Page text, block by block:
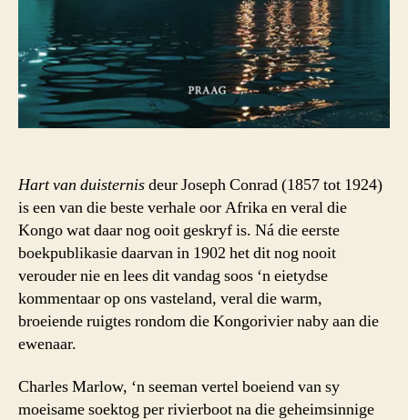
Hart van duisternisdeur Joseph Conrad (1857 tot 1924)
is een van die beste verhale oor Afrika en veral die
Kongo wat daar nog ooit geskryf is. Ná die eerste
boekpublikasie daarvan in 1902 het dit nog nooit
verouder nie en lees dit vandag soos ‘n eietydse
kommentaar op ons vasteland, veral die warm,
broeiende ruigtes rondom die Kongorivier naby aan die
ewenaar.
Charles Marlow, ‘n seeman vertel boeiend van sy
moeisame soektog per rivierboot na die geheimsinnige